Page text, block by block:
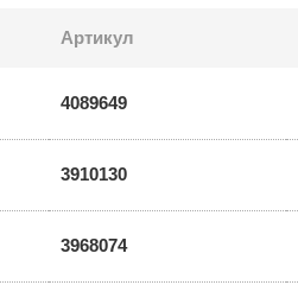
Артикул
4089649
3910130
3968074